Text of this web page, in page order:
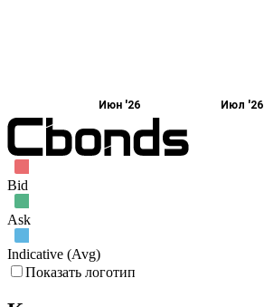
Июн '26 Июл '26
Bid
Ask
Indicative (Avg)
Показать логотип